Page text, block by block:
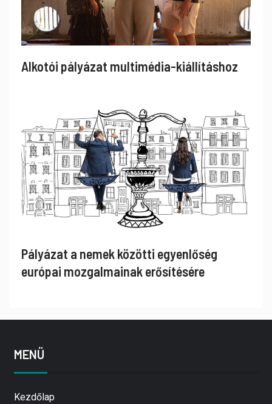
Alkotói pályázat multimédia-kiállításhoz
Pályázat a nemek közötti egyenlőség
európai mozgalmainak erősítésére
MENÜ
Kezdőlap